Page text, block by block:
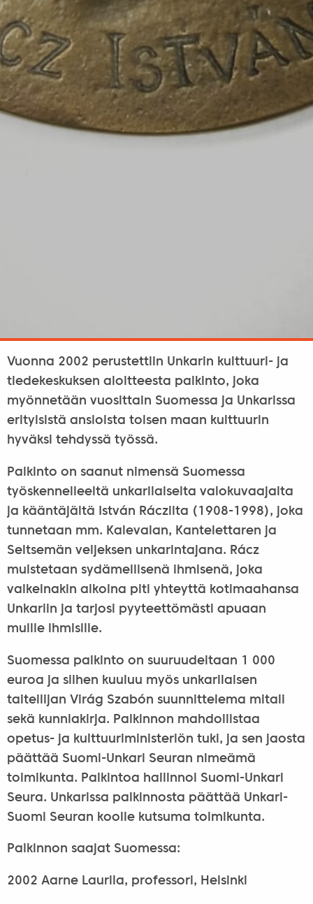
Vuonna 2002 perustettiin Unkarin kulttuuri- ja
tiedekeskuksen aloitteesta palkinto, joka
myönnetään vuosittain Suomessa ja Unkarissa
erityisistä ansioista toisen maan kulttuurin
hyväksi tehdyssä työssä.
Palkinto on saanut nimensä Suomessa
työskennelleeltä unkarilaiselta valokuvaajalta
ja kääntäjältä István Ráczilta (1908-1998), joka
tunnetaan mm. Kalevalan, Kantelettaren ja
Seitsemän veljeksen unkarintajana. Rácz
muistetaan sydämellisenä ihmisenä, joka
vaikeinakin aikoina piti yhteyttä kotimaahansa
Unkariin ja tarjosi pyyteettömästi apuaan
muille ihmisille.
Suomessa palkinto on suuruudeltaan 1 000
euroa ja siihen kuuluu myös unkarilaisen
taiteilijan Virág Szabón suunnittelema mitali
sekä kunniakirja. Palkinnon mahdollistaa
opetus- ja kulttuuriministeriön tuki, ja sen jaosta
päättää Suomi-Unkari Seuran nimeämä
toimikunta. Palkintoa hallinnoi Suomi-Unkari
Seura. Unkarissa palkinnosta päättää Unkari-
Suomi Seuran koolle kutsuma toimikunta.
Palkinnon saajat Suomessa:
2002 Aarne Laurila, professori, Helsinki